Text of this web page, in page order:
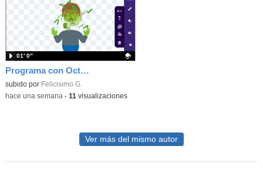
Programa con OctoStudio, un juego homenajeando al House of the dead con Zombies
Contenido educativo.
subido por Felicisimo G.
01′ 0″
-hace una semana - 11 visualizaciones
Ver más del mismo autor